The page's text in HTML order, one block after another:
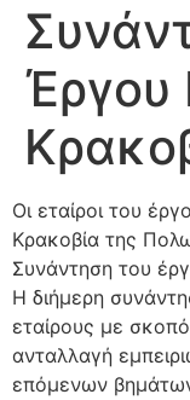
Έργου
Οι εταίροι του
Κρακοβία της
Συνάντηση του
Η διήμερη
εταίρους με
ανταλλαγή
επόμενων